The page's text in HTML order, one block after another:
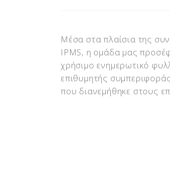
Μέσα στα πλαίσια της
IPMS, η ομάδα μας
χρήσιμο ενημερωτικό
επιθυμητής
που διανεμήθηκε στους